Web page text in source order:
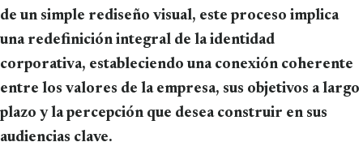
de un simple rediseño visual, este proceso implica
una redefinición integral de la identidad
corporativa, estableciendo una conexión coherente
entre los valores de la empresa, sus objetivos a largo
plazo y la percepción que desea construir en sus
audiencias clave.